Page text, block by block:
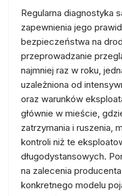
Regularna diagnostyka
zapewnienia jego
bezpieczeństwa na
przeprowadzanie
najmniej raz w roku,
uzależniona od
oraz warunków
głównie w mieście,
zatrzymania i ruszenia,
kontroli niż te
długodystansowych.
na zalecenia
konkretnego modelu